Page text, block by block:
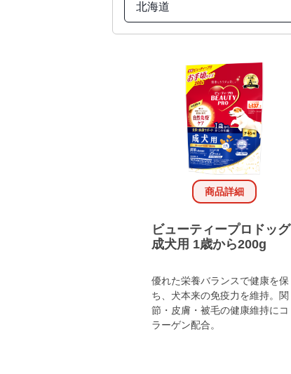
北海道
商品詳細
ビューティープロドッグ
成犬用 1歳から200g
優れた栄養バランスで健康を保
ち、犬本来の免疫力を維持。関
節・皮膚・被毛の健康維持にコ
ラーゲン配合。